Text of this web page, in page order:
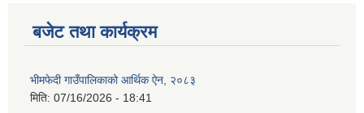
बजेट तथा कार्यक्रम
भीमफेदी गाउँपालिकाको आर्थिक ऐन, २०८३
मिति: 07/16/2026 - 18:41